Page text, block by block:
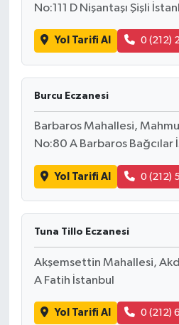
No:111 D Nişantaşı Şişli
Yol Tarifi Al 0 (212)
Burcu Eczanesi
Barbaros Mahallesi,
No:80 A Barbaros Bağcılar
Yol Tarifi Al 0 (212)
Tuna Tillo Eczanesi
Akşemsettin Mahallesi,
A Fatih İstanbul
Yol Tarifi Al 0 (212)